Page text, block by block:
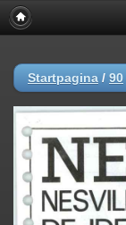
Startpagina / 90